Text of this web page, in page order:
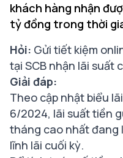
khách hàng nhận
tỷ đồng trong thời
Hỏi: Gửi tiết kiệm
tại SCB nhận lãi suất
Giải đáp:
Theo cập nhật biểu
6/2024, lãi suất tiền
tháng cao nhất đang
lĩnh lãi cuối kỳ.